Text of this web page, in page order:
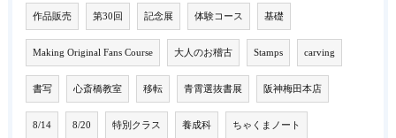
作品販売 第30回 記念展 体験コース 基礎
Making Original Fans Course 大人のお稽古 Stamps carving
書写 心斎橋教室 移転 青霄選抜書展 阪神梅田本店
8/14 8/20 特別クラス 養成科 ちゃくまノート